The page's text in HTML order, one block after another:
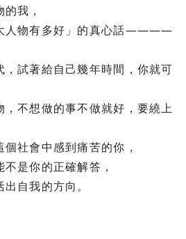
我，
人物有多好」的真心話————
試著給自己幾年時間，你就可
不想做的事不做就好，要繞上
社會中感到痛苦的你，
是你的正確解答，
自我的方向。